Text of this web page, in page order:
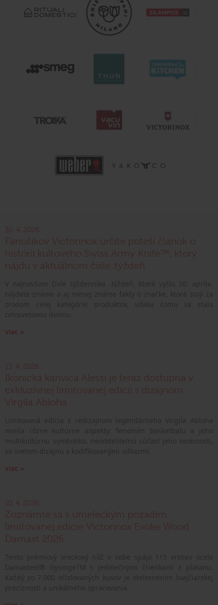
30. 4. 2026
Fanúšikov Victorinox určite poteší článok o
histórii kultového Swiss Army Knife™, ktorý
nájdu v aktuálnom čísle .týždeň
viac »
13. 4. 2026
Ikonická kanvica Alessi je teraz dostupná v
exkluzívnej limitovanej edícii s dizajnom
Virgila Abloha
viac »
10. 4. 2026
Zoznámte sa s umeleckým pozadím
limitovanej edície Victorinox Evoke Wood
Damast 2026